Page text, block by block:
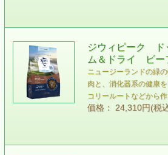
ジウィピーク
ム＆ドライ ビー
ニュージーランドの緑
肉と、消化器系の健康
コリールートなどから
価格： 24,310円(税